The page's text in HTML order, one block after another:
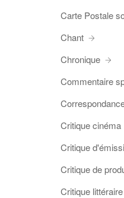
Carte Postale
Chant
Chronique
Commentaire
Critique cinéma
Critique
Critique de
Critique littéraire